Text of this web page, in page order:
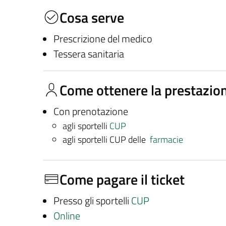
Cosa serve
Prescrizione del medico
Tessera sanitaria
Come ottenere la
Con prenotazione
agli sportelli CUP
agli sportelli CUP delle farmacie
Come pagare il ticket
Presso gli sportelli CUP
Online